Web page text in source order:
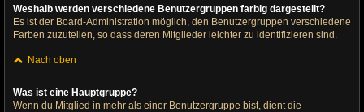
Weshalb werden verschiedene Benutzergruppen farbig dargestellt?
Es ist der Board-Administration möglich, den Benutzergruppen verschiedene
Farben zuzuteilen, so dass deren Mitglieder leichter zu identifizieren sind.
Nach oben
Was ist eine Hauptgruppe?
Wenn du Mitglied in mehr als einer Benutzergruppe bist, dient die